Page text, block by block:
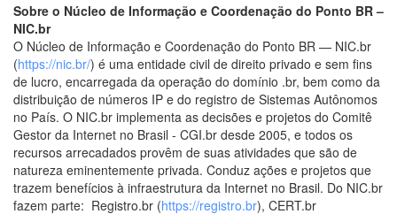
Sobre o Núcleo de Informação e Coordenação do Ponto BR –
NIC.br
O Núcleo de Informação e Coordenação do Ponto BR — NIC.br
(https://nic.br/) é uma entidade civil de direito privado e sem fins
de lucro, encarregada da operação do domínio .br, bem como da
distribuição de números IP e do registro de Sistemas Autônomos
no País. O NIC.br implementa as decisões e projetos do Comitê
Gestor da Internet no Brasil - CGI.br desde 2005, e todos os
recursos arrecadados provêm de suas atividades que são de
natureza eminentemente privada. Conduz ações e projetos que
trazem benefícios à infraestrutura da Internet no Brasil. Do NIC.br
fazem parte: Registro.br (https://registro.br), CERT.br